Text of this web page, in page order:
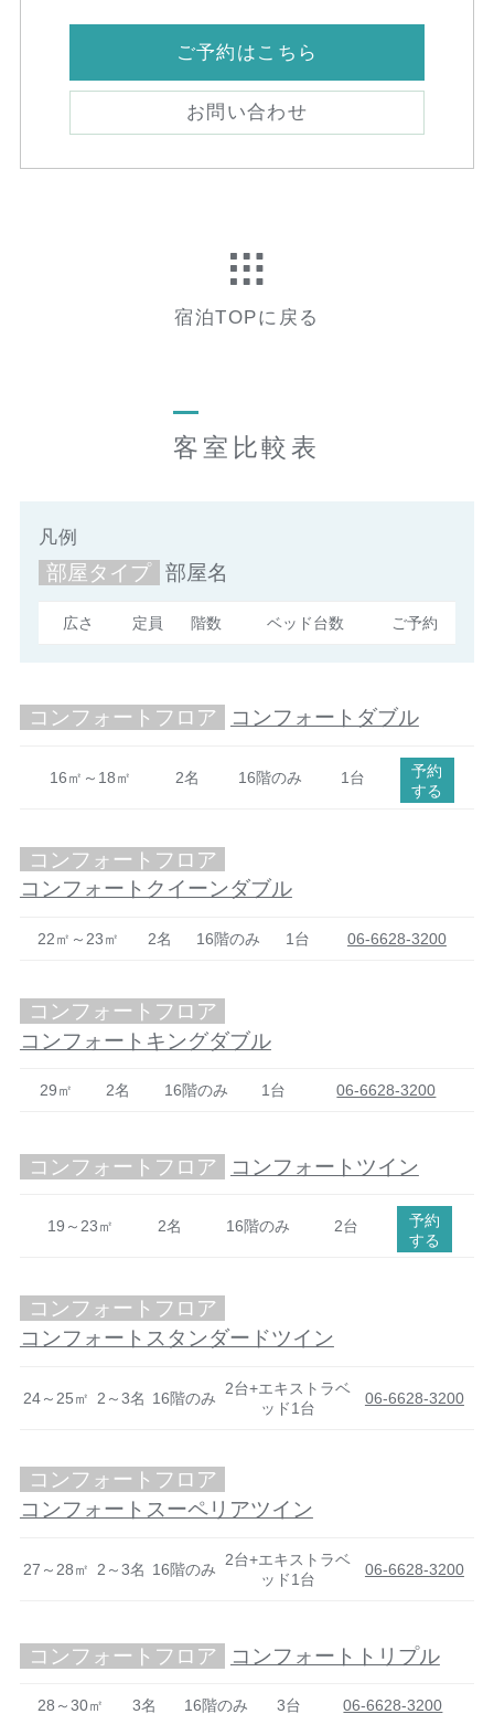
ご予約はこちら
お問い合わせ
宿泊TOPに戻る
客室比較表
凡例
部屋タイプ 部屋名
広さ 定員 階数 ベッド台数 ご予約
コンフォートフロア コンフォートダブル
16㎡～18㎡ 2名 16階のみ 1台
予約
する
コンフォートフロア
コンフォートクイーンダブル
22㎡～23㎡ 2名 16階のみ 1台 06-6628-3200
コンフォートフロア
コンフォートキングダブル
29㎡ 2名 16階のみ 1台 06-6628-3200
コンフォートフロア コンフォートツイン
19～23㎡ 2名 16階のみ 2台
予約
する
コンフォートフロア
コンフォートスタンダードツイン
24～25㎡ 2～3名 16階のみ
2台+エキストラベ
ッド1台
06-6628-3200
コンフォートフロア
コンフォートスーペリアツイン
27～28㎡ 2～3名 16階のみ
2台+エキストラベ
ッド1台
06-6628-3200
コンフォートフロア コンフォートトリプル
28～30㎡ 3名 16階のみ 3台 06-6628-3200